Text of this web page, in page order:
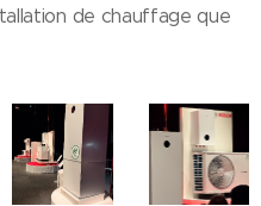
de chauffage que